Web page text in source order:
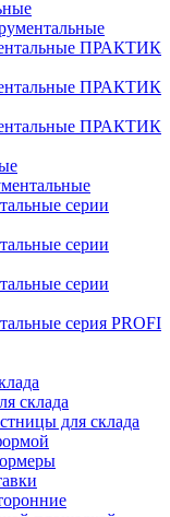
ПРАКТИК
ПРАКТИК
ПРАКТИК
серии
серии
серии
серия PROFI
склада
для склада